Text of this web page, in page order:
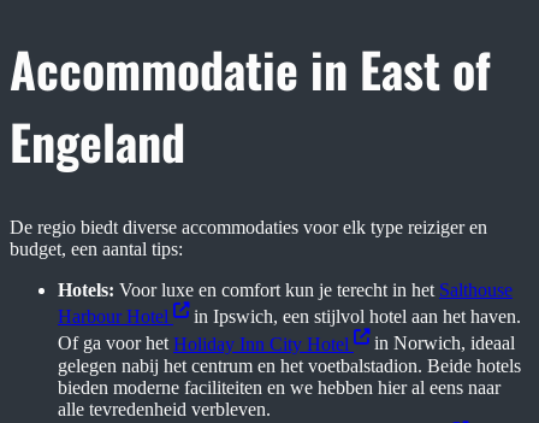
Accommodatie in East of
Engeland
De regio biedt diverse accommodaties voor elk type reiziger en
budget, een aantal tips:
Hotels: Voor luxe en comfort kun je terecht in het Salthouse
Harbour Hotel
in Ipswich, een stijlvol hotel aan het haven.
Of ga voor hetHoliday Inn City Hotel
in Norwich, ideaal
gelegen nabij het centrum en het voetbalstadion. Beide hotels
bieden moderne faciliteiten en we hebben hier al eens naar
alle tevredenheid verbleven.